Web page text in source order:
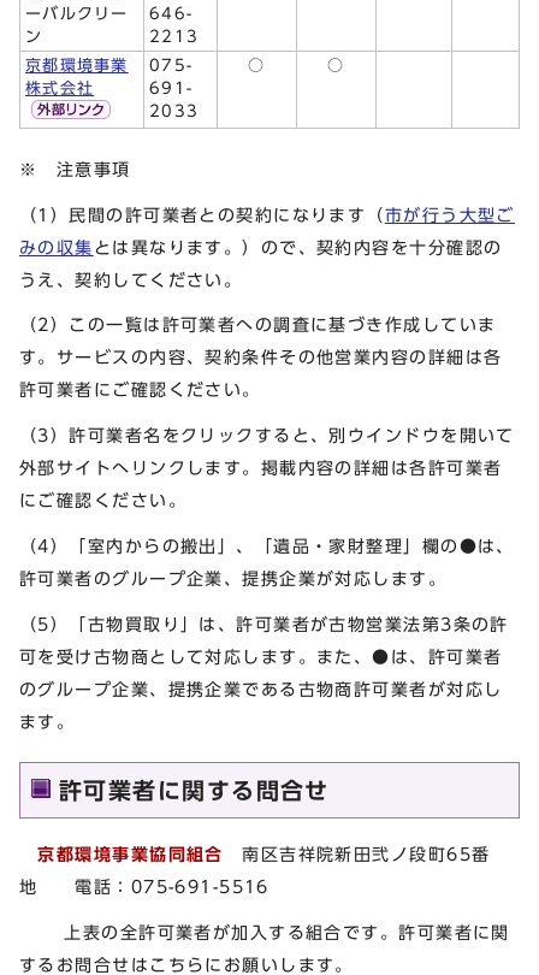
ーバルクリー
ン
646-
2213
京都環境事業
株式会社
075-
691-
2033
○ ○
※ 注意事項
（1）民間の許可業者との契約になります（市が行う大型ご
みの収集 とは異なります。）ので、契約内容を十分確認の
うえ、契約してください。
（2）この一覧は許可業者への調査に基づき作成していま
す。サービスの内容、契約条件その他営業内容の詳細は各
許可業者にご確認ください。
（3）許可業者名をクリックすると、別ウインドウを開いて
外部サイトへリンクします。掲載内容の詳細は各許可業者
にご確認ください。
（4）「室内からの搬出」、「遺品・家財整理」欄の●は、
許可業者のグループ企業、提携企業が対応します。
（5）「古物買取り」は、許可業者が古物営業法第3条の許
可を受け古物商として対応します。また、●は、許可業者
のグループ企業、提携企業である古物商許可業者が対応し
ます。
許可業者に関する問合せ
京都環境事業協同組合
南区吉祥院新田弐ノ段町65番
地 電話：075-691-5516
上表の全許可業者が加入する組合です。許可業者に関
するお問合せはこちらにお願いします。